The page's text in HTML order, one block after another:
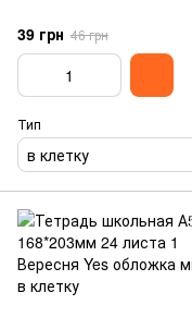
39 грн 46 грн
Тип
в клетку